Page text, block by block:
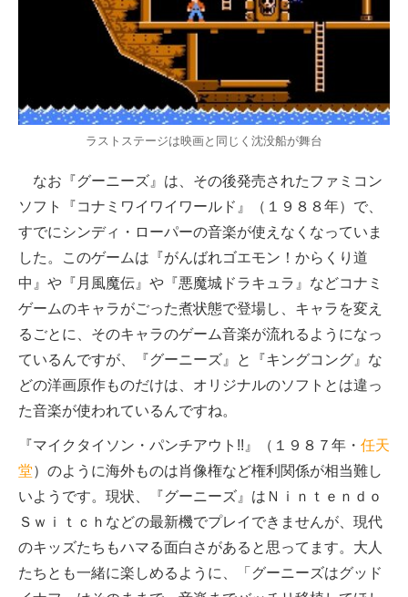
ラストステージは映画と同じく沈没船が舞台
なお『グーニーズ』は、その後発売されたファミコン
ソフト『コナミワイワイワールド』（１９８８年）で、
すでにシンディ・ローパーの音楽が使えなくなっていま
した。このゲームは『がんばれゴエモン！からくり道
中』や『月風魔伝』や『悪魔城ドラキュラ』などコナミ
ゲームのキャラがごった煮状態で登場し、キャラを変え
るごとに、そのキャラのゲーム音楽が流れるようになっ
ているんですが、『グーニーズ』と『キングコング』な
どの洋画原作ものだけは、オリジナルのソフトとは違っ
た音楽が使われているんですね。
『マイクタイソン・パンチアウト!!』（１９８７年・ 任天
堂）のように海外ものは肖像権など権利関係が相当難し
いようです。現状、『グーニーズ』はＮｉｎｔｅｎｄｏ
Ｓｗｉｔｃｈなどの最新機でプレイできませんが、現代
のキッズたちもハマる面白さがあると思ってます。大人
たちとも一緒に楽しめるように、「グーニーズはグッド